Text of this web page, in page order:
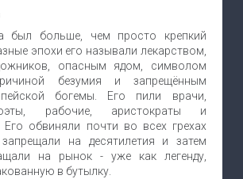
был больше, чем просто крепкий
эпохи его называли лекарством,
опасным ядом, символом
безумия и запрещённым
богемы. Его пили врачи,
рабочие, аристократы и
Его обвиняли почти во всех грехах
на десятилетия и затем
на рынок - уже как легенду,
в бутылку.